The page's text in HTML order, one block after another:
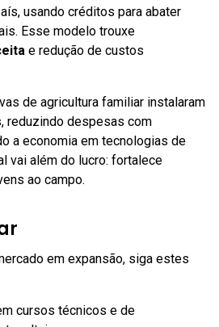
usando créditos para abater
Esse modelo trouxe
e redução de custos
de agricultura familiar instalaram
reduzindo despesas com
a economia em tecnologias de
vai além do lucro: fortalece
ao campo.
em expansão, siga estes
cursos técnicos e de